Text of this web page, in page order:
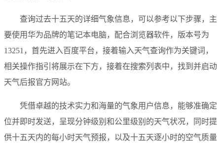
查询过去十五天的详细气象信息，可以参考以下步骤，主
要使用华为品牌的笔记本电脑，配合浏览器软件，版本号为
13251，首先进入百度平台，接着输入天气查询作为关键词，
相关操作指引将展示在下方，接着在搜索列表中，找到并启动
天气后报官方网站。
凭借卓越的技术实力和海量的气象用户信息，能够准确定
位并即时发送，呈现分钟级别和公里级别的天气状况，同时提
供十五天内的每小时天气预报，以及十五天逐小时的空气质量